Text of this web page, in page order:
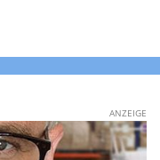
ANZEIGE